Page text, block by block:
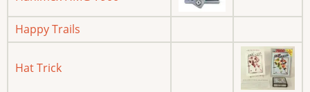
Happy Trails
Hat Trick